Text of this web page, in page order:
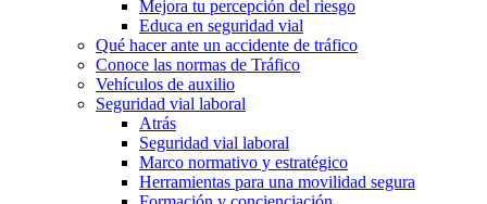
Mejora tu percepción del riesgo
Educa en seguridad vial
Qué hacer ante un accidente de tráfico
Conoce las normas de Tráfico
Vehículos de auxilio
Seguridad vial laboral
Atrás
Seguridad vial laboral
Marco normativo y estratégico
Herramientas para una movilidad segura